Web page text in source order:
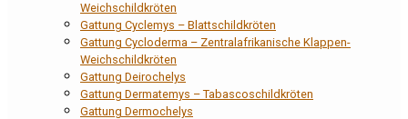
Weichschildkröten
Gattung Cyclemys – Blattschildkröten
Gattung Cycloderma – Zentralafrikanische Klappen-
Weichschildkröten
Gattung Deirochelys
Gattung Dermatemys – Tabascoschildkröten
Gattung Dermochelys